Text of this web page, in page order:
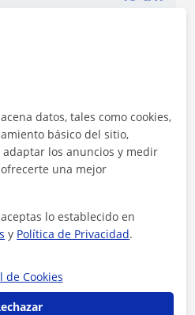
datos, tales como cookies,
básico del sitio,
los anuncios y medir
una mejor
lo establecido en
y Política de Privacidad.
de Cookies